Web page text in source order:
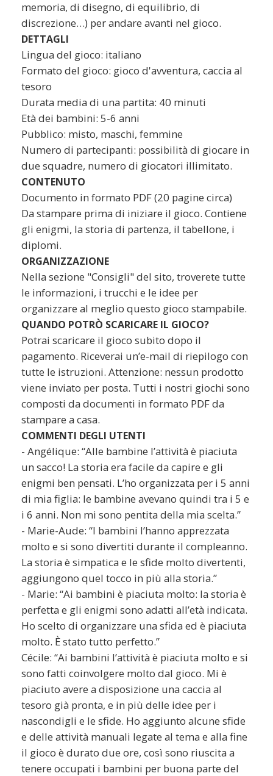
memoria, di disegno, di equilibrio, di
discrezione…) per andare avanti nel gioco.
DETTAGLI
Lingua del gioco: italiano
Formato del gioco: gioco d'avventura, caccia al
tesoro
Durata media di una partita: 40 minuti
Età dei bambini: 5-6 anni
Pubblico: misto, maschi, femmine
Numero di partecipanti: possibilità di giocare in
due squadre, numero di giocatori illimitato.
CONTENUTO
Documento in formato PDF (20 pagine circa)
Da stampare prima di iniziare il gioco. Contiene
gli enigmi, la storia di partenza, il tabellone, i
diplomi.
ORGANIZZAZIONE
Nella sezione "Consigli" del sito, troverete tutte
le informazioni, i trucchi e le idee per
organizzare al meglio questo gioco stampabile.
QUANDO POTRÒ SCARICARE IL GIOCO?
Potrai scaricare il gioco subito dopo il
pagamento. Riceverai un’e-mail di riepilogo con
tutte le istruzioni. Attenzione: nessun prodotto
viene inviato per posta. Tutti i nostri giochi sono
composti da documenti in formato PDF da
stampare a casa.
COMMENTI DEGLI UTENTI
- Angélique: “Alle bambine l’attività è piaciuta
un sacco! La storia era facile da capire e gli
enigmi ben pensati. L’ho organizzata per i 5 anni
di mia figlia: le bambine avevano quindi tra i 5 e
i 6 anni. Non mi sono pentita della mia scelta.”
- Marie-Aude: “I bambini l’hanno apprezzata
molto e si sono divertiti durante il compleanno.
La storia è simpatica e le sfide molto divertenti,
aggiungono quel tocco in più alla storia.”
- Marie: “Ai bambini è piaciuta molto: la storia è
perfetta e gli enigmi sono adatti all’età indicata.
Ho scelto di organizzare una sfida ed è piaciuta
molto. È stato tutto perfetto.”
Cécile: “Ai bambini l’attività è piaciuta molto e si
sono fatti coinvolgere molto dal gioco. Mi è
piaciuto avere a disposizione una caccia al
tesoro già pronta, e in più delle idee per i
nascondigli e le sfide. Ho aggiunto alcune sfide
e delle attività manuali legate al tema e alla fine
il gioco è durato due ore, così sono riuscita a
tenere occupati i bambini per buona parte del